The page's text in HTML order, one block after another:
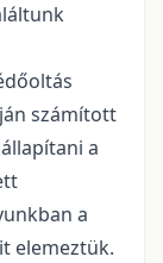
számított
a
a
elemeztük.